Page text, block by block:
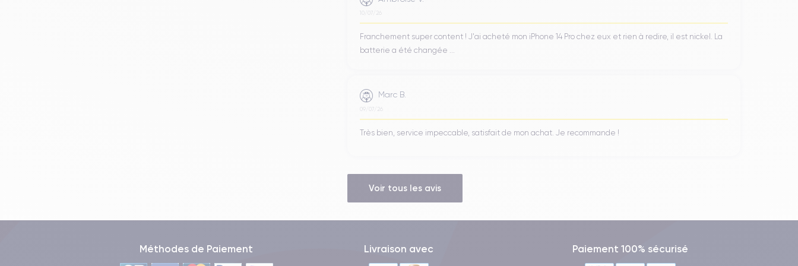
rapide et une expérience de navigation fluide. En outre, le téléphone prend en charge le Wi-Fi 6, la dernière génération de technologie
Wi-Fi 6
, offre des vitesses de
appareils de se connecter à l'internet par l'intermédiaire du téléphone. Cette fonction, connue sous le nom deHotspotpersonnel, est particulièrement utile lorsqu'une
Voici les caractéristiques techniques complètes de l'iPhone 11 Pro.
Performances de l'iPhone 11 Pro
10/07/26
Franchement super content ! J'ai acheté mon iPhone 14 Pro chez eux et rien à redire, il est nickel. La
batterie a été changée ...
Marc B.
09/07/26
Très bien, service impeccable, satisfait de mon achat. Je recommande !
Voir tous les avis
Méthodes de Paiement Livraison avec Paiement 100% sécurisé